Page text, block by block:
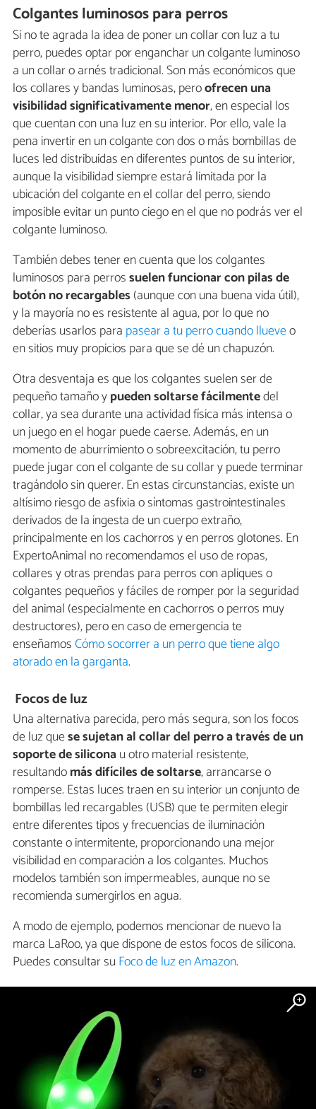
Colgantes luminosos para perros
Si no te agrada la idea de poner un collar con luz a tu
perro, puedes optar por enganchar un colgante luminoso
a un collar o arnés tradicional. Son más económicos que
los collares y bandas luminosas, peroofrecen una
visibilidad significativamente menor, en especial los
que cuentan con una luz en su interior. Por ello, vale la
pena invertir en un colgante con dos o más bombillas de
luces led distribuidas en diferentes puntos de su interior,
aunque la visibilidad siempre estará limitada por la
ubicación del colgante en el collar del perro, siendo
imposible evitar un punto ciego en el que no podrás ver el
colgante luminoso.
También debes tener en cuenta que los colgantes
luminosos para perrossuelen funcionar con pilas de
botón no recargables (aunque con una buena vida útil),
y la mayoría no es resistente al agua, por lo que no
deberías usarlos para pasear a tu perro cuando llueveo
en sitios muy propicios para que se dé un chapuzón.
Otra desventaja es que los colgantes suelen ser de
pequeño tamaño ypueden soltarse fácilmentedel
collar, ya sea durante una actividad física más intensa o
un juego en el hogar puede caerse. Además, en un
momento de aburrimiento o sobreexcitación, tu perro
puede jugar con el colgante de su collar y puede terminar
tragándolo sin querer. En estas circunstancias, existe un
altísimo riesgo de asfixia o síntomas gastrointestinales
derivados de la ingesta de un cuerpo extraño,
principalmente en los cachorros y en perros glotones. En
ExpertoAnimal no recomendamos el uso de ropas,
collares y otras prendas para perros con apliques o
colgantes pequeños y fáciles de romper por la seguridad
del animal (especialmente en cachorros o perros muy
destructores), pero en caso de emergencia te
enseñamosCómo socorrer a un perro que tiene algo
atorado en la garganta.
Focos de luz
Una alternativa parecida, pero más segura, son los focos
de luz quese sujetan al collar del perro a través de un
soporte de siliconau otro material resistente,
resultandomás difíciles de soltarse, arrancarse o
romperse. Estas luces traen en su interior un conjunto de
bombillas led recargables (USB) que te permiten elegir
entre diferentes tipos y frecuencias de iluminación
constante o intermitente, proporcionando una mejor
visibilidad en comparación a los colgantes. Muchos
modelos también son impermeables, aunque no se
recomienda sumergirlos en agua.
A modo de ejemplo, podemos mencionar de nuevo la
marca LaRoo, ya que dispone de estos focos de silicona.
Puedes consultar suFoco de luz en Amazon.